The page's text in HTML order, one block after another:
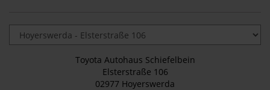
Toyota Autohaus Schiefelbein
Elsterstraße 106
02977 Hoyerswerda